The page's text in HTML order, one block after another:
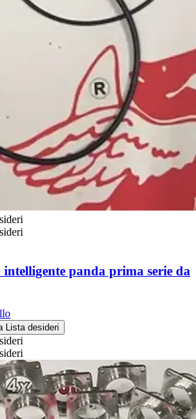
panda prima serie da
Lista desideri